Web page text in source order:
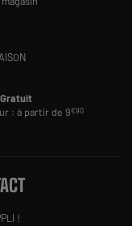
Gratuit
: à partir de 9€90
!